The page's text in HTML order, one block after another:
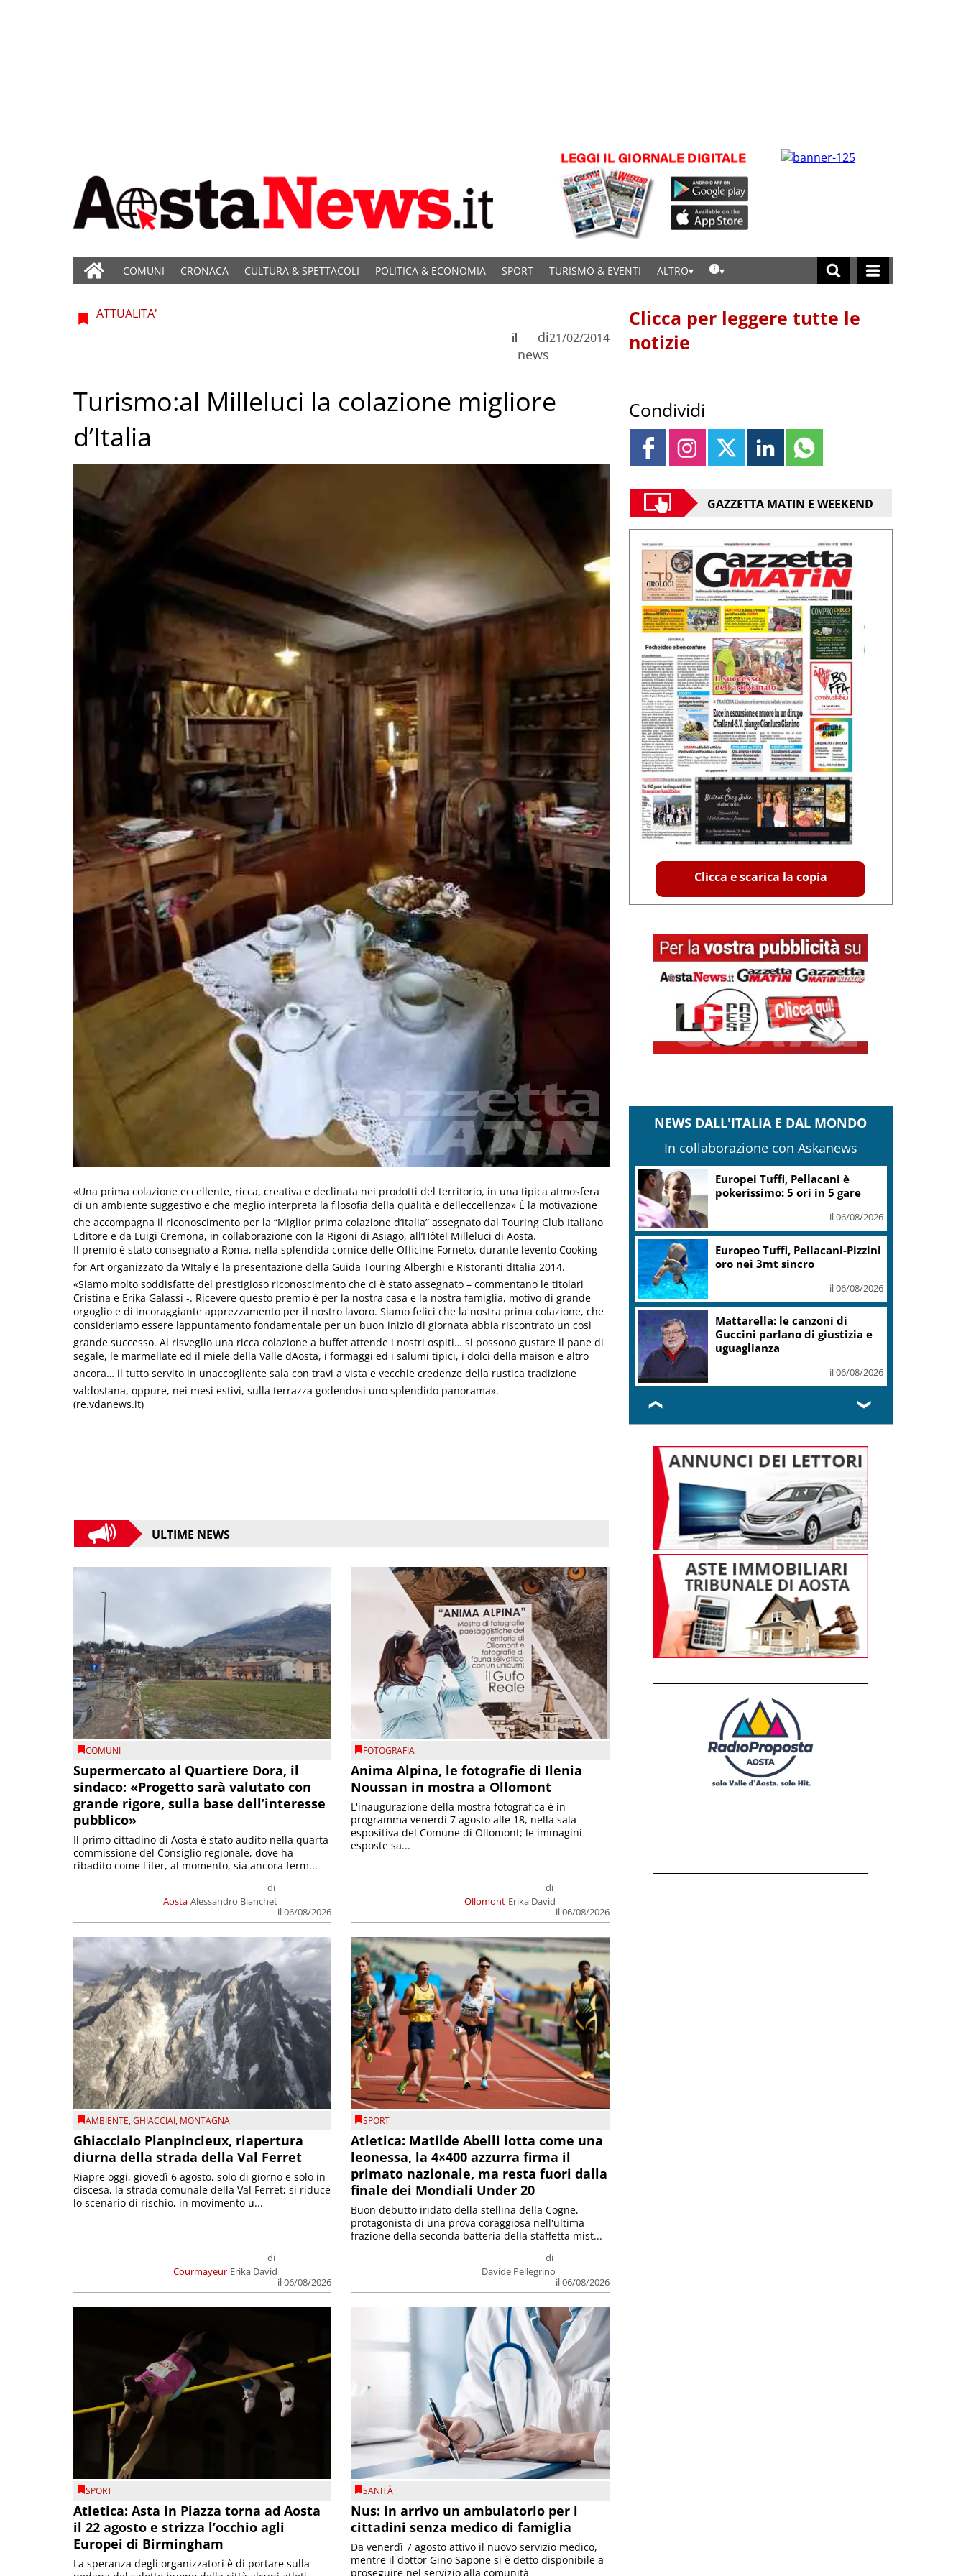
COMUNI CRONACA CULTURA & SPETTACOLI POLITICA & ECONOMIA SPORT TURISMO & EVENTI ALTRO
ATTUALITA'
di
news
il 21/02/2014
Turismo:al Milleluci la colazione migliore
d’Italia
«Una prima colazione eccellente, ricca, creativa e declinata nei prodotti del territorio, in una tipica atmosfera
di un ambiente suggestivo e che meglio interpreta la filosofia della qualità e delleccellenza» É la motivazione
che accompagna il riconoscimento per la “Miglior prima colazione d’Italia” assegnato dal Touring Club Italiano
Editore e da Luigi Cremona, in collaborazione con la Rigoni di Asiago, all’Hôtel Milleluci di Aosta.
Il premio è stato consegnato a Roma, nella splendida cornice delle Officine Forneto, durante levento Cooking
for Art organizzato da WItaly e la presentazione della Guida Touring Alberghi e Ristoranti dItalia 2014.
«Siamo molto soddisfatte del prestigioso riconoscimento che ci è stato assegnato – commentano le titolari
Cristina e Erika Galassi -. Ricevere questo premio è per la nostra casa e la nostra famiglia, motivo di grande
orgoglio e di incoraggiante apprezzamento per il nostro lavoro. Siamo felici che la nostra prima colazione, che
consideriamo essere lappuntamento fondamentale per un buon inizio di giornata abbia riscontrato un così
grande successo. Al risveglio una ricca colazione a buffet attende i nostri ospiti… si possono gustare il pane di
segale, le marmellate ed il miele della Valle dAosta, i formaggi ed i salumi tipici, i dolci della maison e altro
ancora… il tutto servito in unaccogliente sala con travi a vista e vecchie credenze della rustica tradizione
valdostana, oppure, nei mesi estivi, sulla terrazza godendosi uno splendido panorama».
(re.vdanews.it)
ULTIME NEWS
COMUNI
Supermercato al Quartiere Dora, il
sindaco: «Progetto sarà valutato con
grande rigore, sulla base dell’interesse
pubblico»
Aosta
di
Alessandro Bianchet
il 06/08/2026
Il primo cittadino di Aosta è stato audito nella quarta
commissione del Consiglio regionale, dove ha
ribadito come l'iter, al momento, sia ancora ferm...
FOTOGRAFIA
Anima Alpina, le fotografie di Ilenia
Noussan in mostra a Ollomont
Ollomont
di
Erika David
il 06/08/2026
L'inaugurazione della mostra fotografica è in
programma venerdì 7 agosto alle 18, nella sala
espositiva del Comune di Ollomont; le immagini
esposte sa...
AMBIENTE,GHIACCIAI, MONTAGNA
Ghiacciaio Planpincieux, riapertura
diurna della strada della Val Ferret
Courmayeur
di
Erika David
il 06/08/2026
Riapre oggi, giovedì 6 agosto, solo di giorno e solo in
discesa, la strada comunale della Val Ferret; si riduce
lo scenario di rischio, in movimento u...
SPORT
Atletica: Matilde Abelli lotta come una
leonessa, la 4×400 azzurra firma il
primato nazionale, ma resta fuori dalla
finale dei Mondiali Under 20
di
Davide Pellegrino
il 06/08/2026
Buon debutto iridato della stellina della Cogne,
protagonista di una prova coraggiosa nell'ultima
frazione della seconda batteria della staffetta mist...
SPORT
Atletica: Asta in Piazza torna ad Aosta
il 22 agosto e strizza l’occhio agli
Europei di Birmingham
La speranza degli organizzatori è di portare sulla
SANITÀ
Nus: in arrivo un ambulatorio per i
cittadini senza medico di famiglia
Da venerdì 7 agosto attivo il nuovo servizio medico,
mentre il dottor Gino Sapone si è detto disponibile a
proseguire nel servizio alla comunità
Clicca per leggere tutte le
notizie
Condividi
GAZZETTA MATIN E WEEKEND
Clicca e scarica la copia
NEWS DALL'ITALIA E DAL MONDO
In collaborazione con Askanews
Guccini, Mattarella: sue
canzoni parlano di giustizia e
il 06/08/2026
Mediobanca sigla il I semestre
il 06/08/2026
Vino, Consorzio Chianti in
il 06/08/2026